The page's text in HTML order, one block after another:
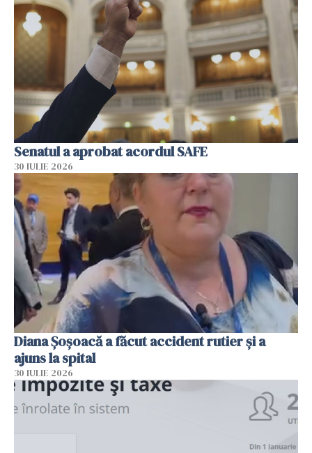
Senatul a aprobat acordul SAFE
30 IULIE 2026
Diana Șoșoacă a făcut accident rutier și a
ajuns la spital
30 IULIE 2026